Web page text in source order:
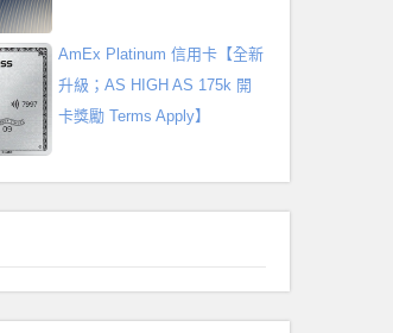
AmEx Platinum 信用卡【全新
升級；AS HIGH AS 175k 開
卡獎勵 Terms Apply】